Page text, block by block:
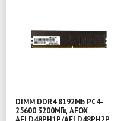
DIMM DDR4 8192Mb PC4-
25600 3200МГц AFOX